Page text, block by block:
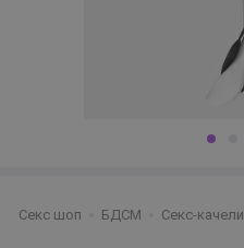
Секс шоп БДСМ Секс-качели